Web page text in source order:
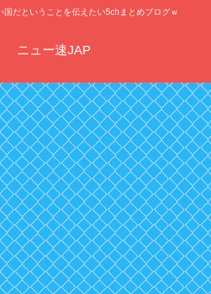
国だということを伝えたい5chまとめブログｗ
ニュー速JAP